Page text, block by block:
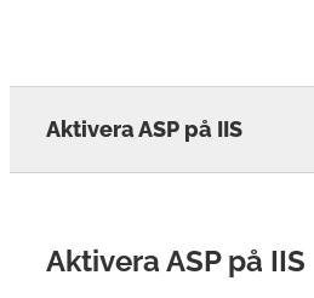
Aktivera ASP på IIS
Aktivera ASP på IIS